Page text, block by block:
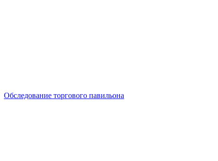
Обследование торгового павильона